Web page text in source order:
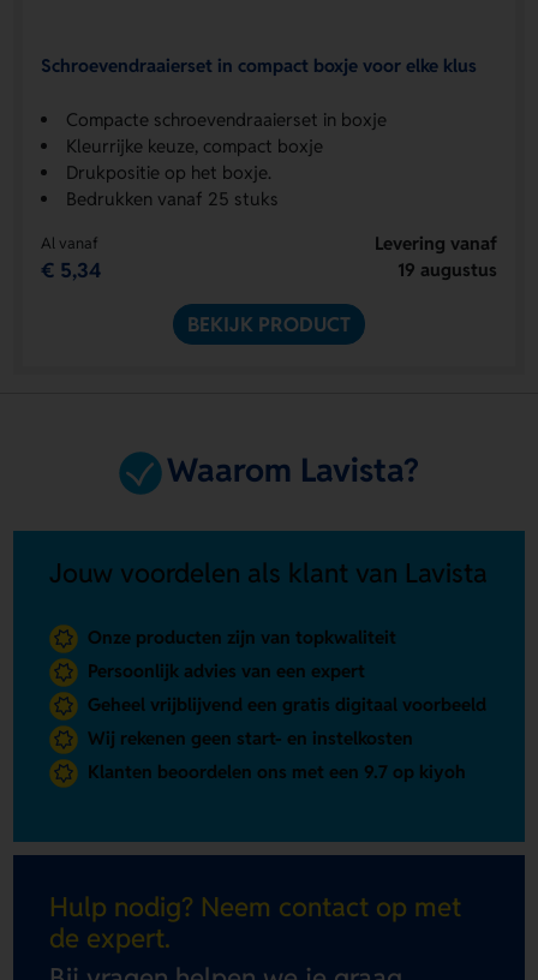
Schroevendraaierset in compact boxje voor elke klus
Compacte schroevendraaierset in boxje
Kleurrijke keuze, compact boxje
Drukpositie op het boxje.
Bedrukken vanaf 25 stuks
Al vanaf
€ 5,34
Levering vanaf
19 augustus
BEKIJK PRODUCT
Waarom Lavista?
Jouw voordelen als klant van Lavista
Onze producten zijn van topkwaliteit
Persoonlijk advies van een expert
Geheel vrijblijvend een gratis digitaal voorbeeld
Wij rekenen geen start- en instelkosten
Klanten beoordelen ons met een 9.7 op kiyoh
Hulp nodig? Neem contact op met
de expert.